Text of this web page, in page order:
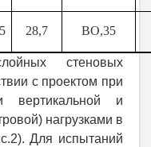
28,7 ВО,35
стеновых
с проектом при
вертикальной и
нагрузками в
Для испытаний